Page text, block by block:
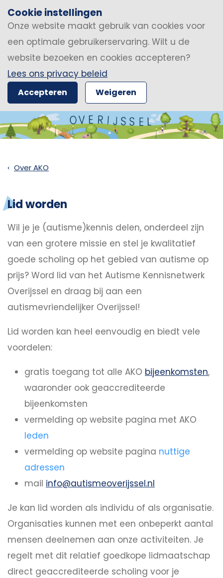
Cookie instellingen
Onze website maakt gebruik van cookies voor
een optimale gebruikerservaring. Wilt u de
website bezoeken en cookies accepteren?
Lees ons privacy beleid
Accepteren Weigeren
Over AKO
Lid worden
Wil je je (autisme)kennis delen, onderdeel zijn
van een grotere missie en stel je kwalitatief
goede scholing op het gebied van autisme op
prijs? Word lid van het Autisme Kennisnetwerk
Overijssel en draag bij aan een
autismevriendelijker Overijssel!
Lid worden kan heel eenvoudig en biedt vele
voordelen:
gratis toegang tot alle AKO bijeenkomsten,
waaronder ook geaccrediteerde
bijeenkomsten
vermelding op website pagina met AKO
leden
vermelding op website pagina nuttige
adressen
mail info@autismeoverijssel.nl
Je kan lid worden als individu of als organisatie.
Organisaties kunnen met een onbeperkt aantal
mensen deelnemen aan onze activiteiten. Je
regelt met dit relatief goedkope lidmaatschap
direct geaccrediteerde scholing voor je